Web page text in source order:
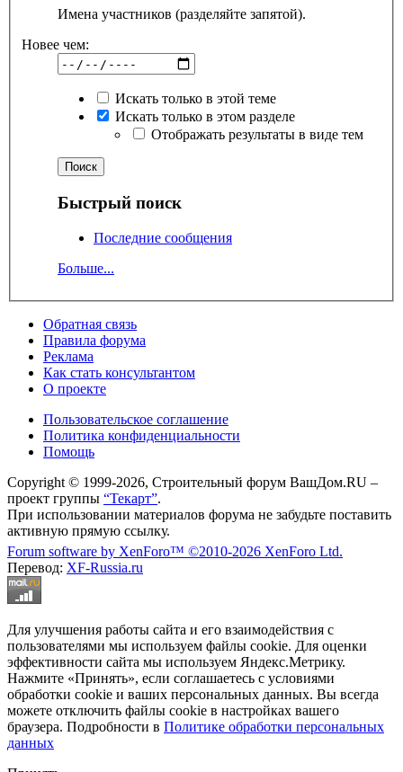
Имена участников (разделяйте запятой).
Новее чем:
Искать только в этой теме
Искать только в этом разделе
Отображать результаты в виде тем
Быстрый поиск
Последние сообщения
Больше...
Обратная связь
Правила форума
Реклама
Как стать консультантом
О проекте
Пользовательское соглашение
Политика конфиденциальности
Помощь
Copyright © 1999-2026, Строительный форум ВашДом.RU –
проект группы “Текарт”.
При использовании материалов форума не забудьте поставить
активную прямую ссылку.
Forum software by XenForo™ ©2010-2026 XenForo Ltd.
Перевод: XF-Russia.ru
Для улучшения работы сайта и его взаимодействия с
пользователями мы используем файлы cookie. Для оценки
эффективности сайта мы используем Яндекс.Метрику.
Нажмите «Принять», если соглашаетесь с условиями
обработки cookie и ваших персональных данных. Вы всегда
можете отключить файлы cookie в настройках вашего
браузера. Подробности в Политике обработки персональных
данных